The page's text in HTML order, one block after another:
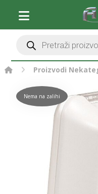
Proizvodi
Nema na zalihi